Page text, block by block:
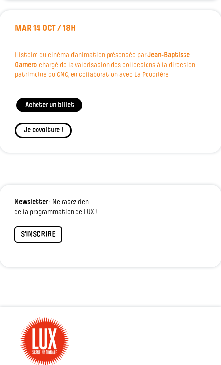
MAR 14 OCT / 18H
Histoire du cinéma d'animation présentée parJean-Baptiste
Garnero, chargé de la valorisation des collections à la direction
patrimoine du CNC, en collaboration avec La Poudrière
Acheter un billet
Je covoiture !
Newsletter: Ne ratez rien
de la programmation de LUX !
S'INSCRIRE